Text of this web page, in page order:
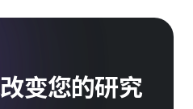
变您的研究